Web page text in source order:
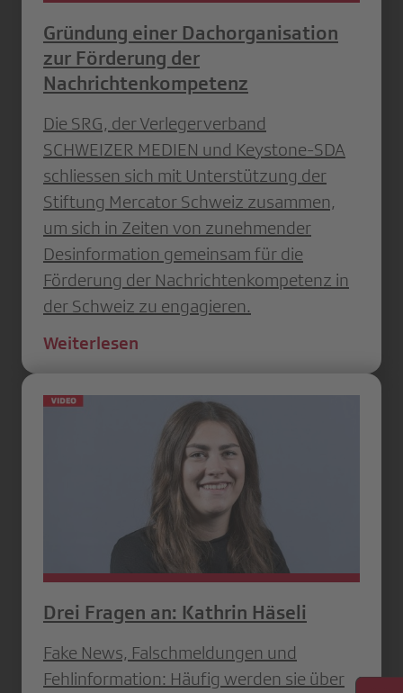
Gründung einer Dachorganisation
zur Förderung der
Nachrichtenkompetenz
Die SRG, der Verlegerverband
SCHWEIZER MEDIEN und Keystone-SDA
schliessen sich mit Unterstützung der
Stiftung Mercator Schweiz zusammen,
um sich in Zeiten von zunehmender
Desinformation gemeinsam für die
Förderung der Nachrichtenkompetenz in
der Schweiz zu engagieren.
Weiterlesen
Drei Fragen an: Kathrin Häseli
Fake News, Falschmeldungen und
Fehlinformation: Häufig werden sie über